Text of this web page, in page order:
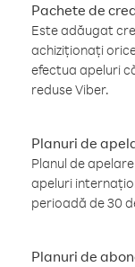
Pachete de
Este adăugat
achiziționați
efectua apeluri
reduse Viber.
Planuri de
Planul de
apeluri
perioadă de 30
Planuri de